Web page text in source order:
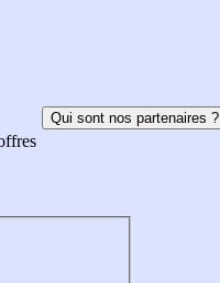
Qui sont nos partenaires ?